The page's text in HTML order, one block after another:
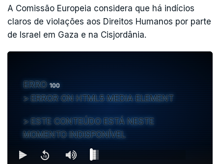
A Comissão Europeia considera que há indícios
claros de violações aos Direitos Humanos por parte
de Israel em Gaza e na Cisjordânia.
ERRO100
ERROR ON HTML5 MEDIA ELEMENT
ESTE CONTEÚDO ESTÁ NESTE
MOMENTO INDISPONÍVEL